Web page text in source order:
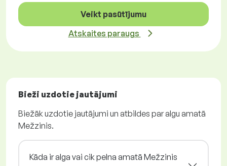
Veikt pasūtījumu
Atskaites paraugs
Bieži uzdotie jautājumi
Biežāk uzdotie jautājumi un atbildes par algu amatā
Mežzinis.
Kāda ir alga vai cik pelna amatā Mežzinis